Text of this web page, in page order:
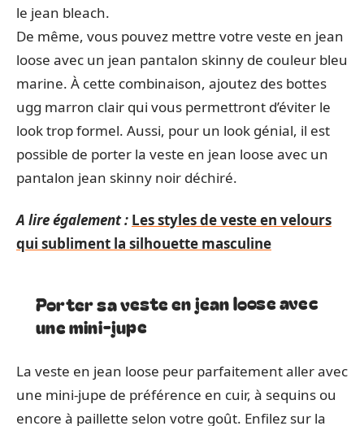
le jean bleach.
De même, vous pouvez mettre votre veste en jean
loose avec un jean pantalon skinny de couleur bleu
marine. À cette combinaison, ajoutez des bottes
ugg marron clair qui vous permettront d’éviter le
look trop formel. Aussi, pour un look génial, il est
possible de porter la veste en jean loose avec un
pantalon jean skinny noir déchiré.
A lire également : Les styles de veste en velours
qui subliment la silhouette masculine
Porter sa veste en jean loose avec
une mini-jupe
La veste en jean loose peur parfaitement aller avec
une mini-jupe de préférence en cuir, à sequins ou
encore à paillette selon votre goût. Enfilez sur la